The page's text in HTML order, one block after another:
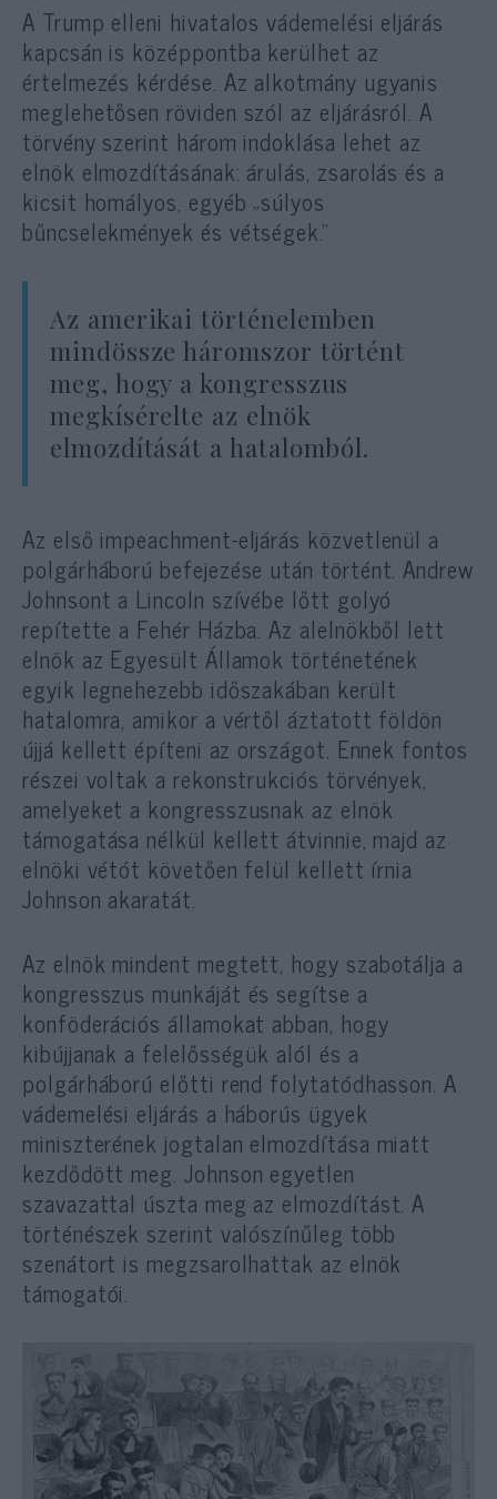
A Trump elleni hivatalos vádemelési eljárás
kapcsán is középpontba kerülhet az
értelmezés kérdése. Az alkotmány ugyanis
meglehetősen röviden szól az eljárásról. A
törvény szerint három indoklása lehet az
elnök elmozdításának: árulás, zsarolás és a
kicsit homályos, egyéb „súlyos
bűncselekmények és vétségek.”
Az amerikai történelemben
mindössze háromszor történt
meg, hogy a kongresszus
megkísérelte az elnök
elmozdítását a hatalomból.
Az első impeachment-eljárás közvetlenül a
polgárháború befejezése után történt. Andrew
Johnsont a Lincoln szívébe lőtt golyó
repítette a Fehér Házba. Az alelnökből lett
elnök az Egyesült Államok történetének
egyik legnehezebb időszakában került
hatalomra, amikor a vértől áztatott földön
újjá kellett építeni az országot. Ennek fontos
részei voltak a rekonstrukciós törvények,
amelyeket a kongresszusnak az elnök
támogatása nélkül kellett átvinnie, majd az
elnöki vétót követően felül kellett írnia
Johnson akaratát.
Az elnök mindent megtett, hogy szabotálja a
kongresszus munkáját és segítse a
konföderációs államokat abban, hogy
kibújjanak a felelősségük alól és a
polgárháború előtti rend folytatódhasson. A
vádemelési eljárás a háborús ügyek
miniszterének jogtalan elmozdítása miatt
kezdődött meg. Johnson egyetlen
szavazattal úszta meg az elmozdítást. A
történészek szerint valószínűleg több
szenátort is megzsarolhattak az elnök
támogatói.